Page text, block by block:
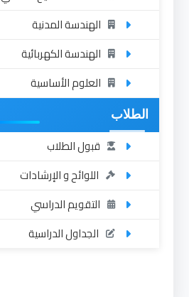
الهندسة المدنية
الهندسة الكهربائية
العلوم الأساسية
الطلاب
قبول الطلاب
اللوائح و الإرشادات
التقويم الدراسي
الجداول الدراسية